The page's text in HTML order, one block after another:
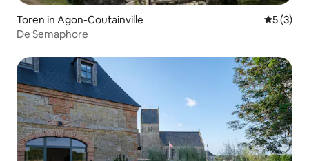
Toren in Agon-Coutainville
5 (3)
De Semaphore